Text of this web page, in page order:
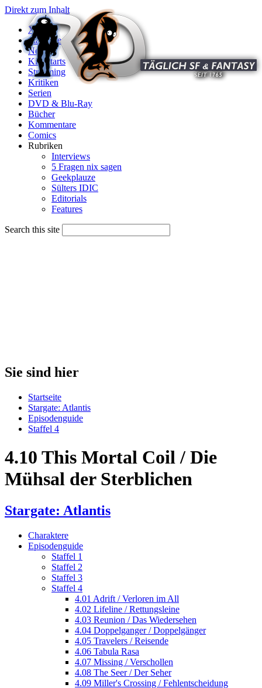
Direkt zum Inhalt
X
Startseite
News
Kinostarts
Streaming
Kritiken
Serien
DVD & Blu-Ray
Bücher
Kommentare
Comics
Rubriken
Interviews
5 Fragen nix sagen
Geekplauze
Sülters IDIC
Editorials
Features
Search this site
Sie sind hier
Startseite
Stargate: Atlantis
Episodenguide
Staffel 4
4.10 This Mortal Coil / Die
Mühsal der Sterblichen
Stargate: Atlantis
Charaktere
Episodenguide
Staffel 1
Staffel 2
Staffel 3
Staffel 4
4.01 Adrift / Verloren im All
4.02 Lifeline / Rettungsleine
4.03 Reunion / Das Wiedersehen
4.04 Doppelganger / Doppelgänger
4.05 Travelers / Reisende
4.06 Tabula Rasa
4.07 Missing / Verschollen
4.08 The Seer / Der Seher
4.09 Miller's Crossing / Fehlentscheidung